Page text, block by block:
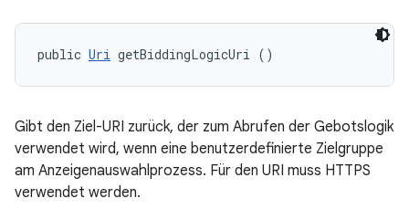
public Uri getBiddingLogicUri ()
Gibt den Ziel-URI zurück, der zum Abrufen der Gebotslogik
verwendet wird, wenn eine benutzerdefinierte Zielgruppe
am Anzeigenauswahlprozess. Für den URI muss HTTPS
verwendet werden.